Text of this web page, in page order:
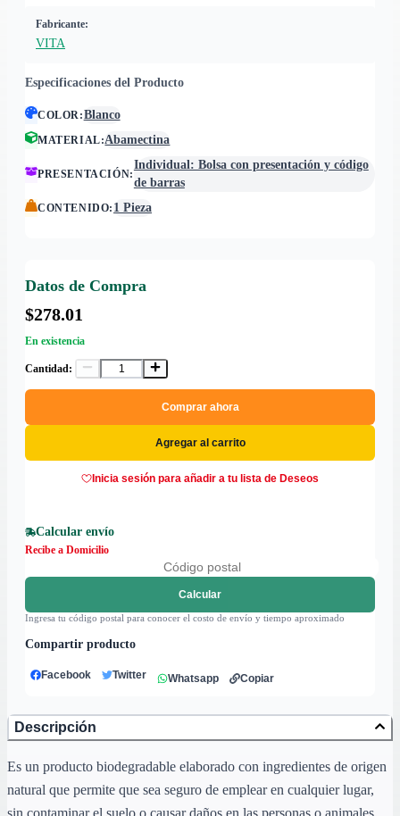
Fabricante:
VITA
Especificaciones del Producto
COLOR:Blanco
MATERIAL:Abamectina
PRESENTACIÓN:
Individual: Bolsa con presentación y código
de barras
CONTENIDO: 1 Pieza
Datos de Compra
$278.01
En existencia
Cantidad:
Comprar ahora
Agregar al carrito
Inicia sesión para añadir a tu lista de Deseos
Calcular envío
Recibe a Domicilio
Calcular
Ingresa tu código postal para conocer el costo de envío y tiempo aproximado
Compartir producto
Facebook Twitter Whatsapp Copiar
Descripción
Es un producto biodegradable elaborado con ingredientes de origen
natural que permite que sea seguro de emplear en cualquier lugar,
sin contaminar el suelo o causar daños en las personas o animales.